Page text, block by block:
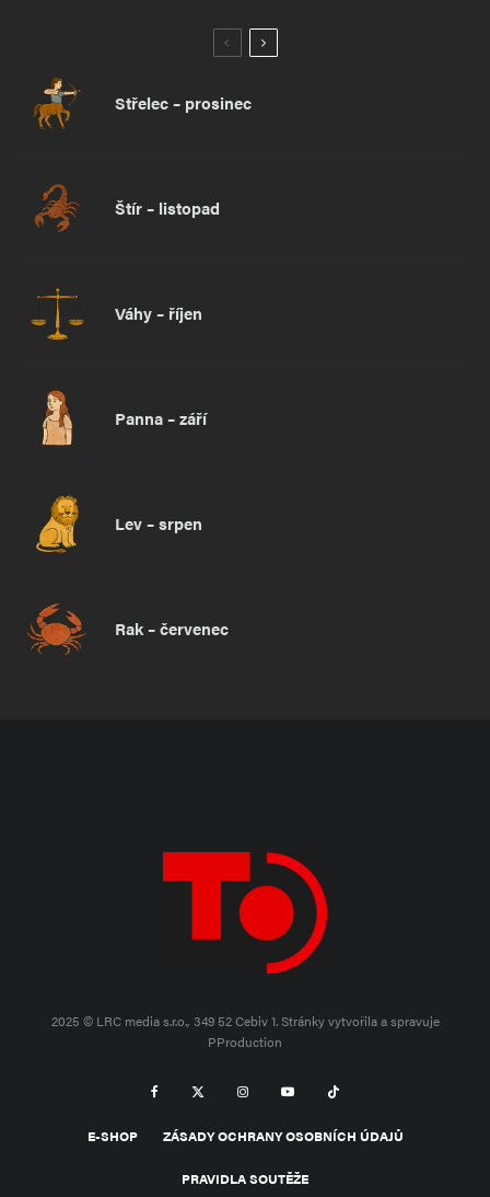
Střelec – prosinec
Štír – listopad
Váhy – říjen
Panna – září
Lev – srpen
Rak – červenec
2025 © LRC media s.r.o., 349 52 Cebiv 1.Stránky vytvořila a spravuje
PProduction
E-SHOP ZÁSADY OCHRANY OSOBNÍCH ÚDAJŮ
PRAVIDLA SOUTĚŽE